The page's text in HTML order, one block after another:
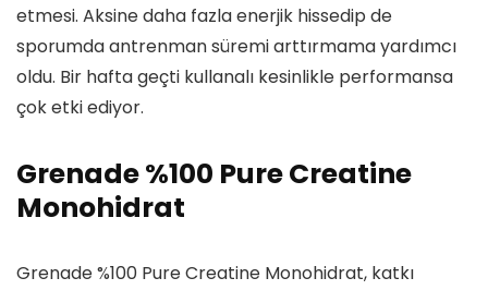
etmesi. Aksine daha fazla enerjik hissedip de
sporumda antrenman süremi arttırmama yardımcı
oldu. Bir hafta geçti kullanalı kesinlikle performansa
çok etki ediyor.
Grenade %100 Pure Creatine
Monohidrat
Grenade %100 Pure Creatine Monohidrat, katkı